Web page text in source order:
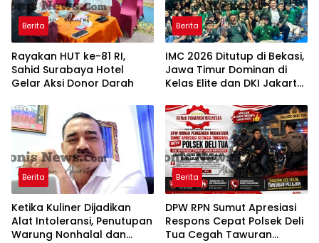
Berita
Rayakan HUT ke-81 RI,
Sahid Surabaya Hotel
Gelar Aksi Donor Darah
Berita
IMC 2026 Ditutup di Bekasi,
Jawa Timur Dominan di
Kelas Elite dan DKI Jakarta
Berita
Ketika Kuliner Dijadikan
Alat Intoleransi, Penutupan
Warung Nonhalal dan
Berita
DPW RPN Sumut Apresiasi
Respons Cepat Polsek Deli
Tua Cegah Tawuran